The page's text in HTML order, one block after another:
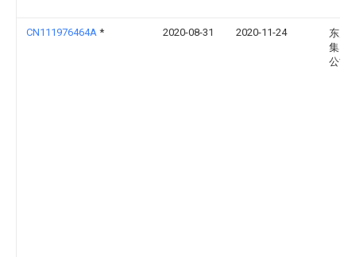
CN111976464A * 2020-08-31 2020-11-24
东风
集团
公司